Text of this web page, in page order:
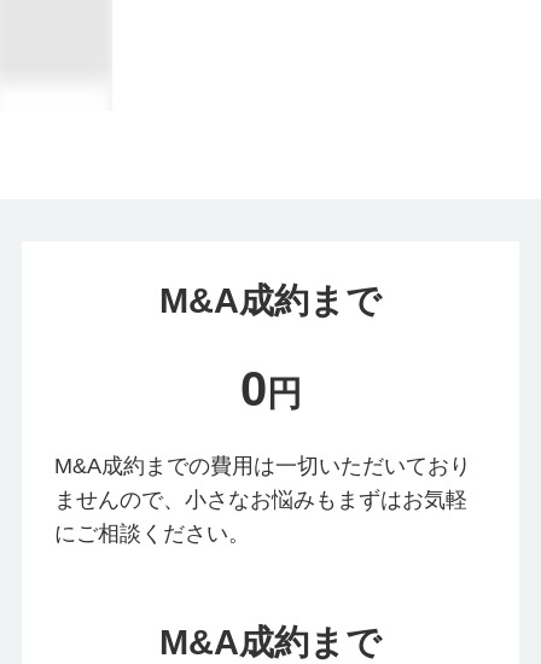
M&A成約まで
0 円
M&A成約までの費用は一切いただいており
ませんので、小さなお悩みもまずはお気軽
にご相談ください。
M&A成約まで